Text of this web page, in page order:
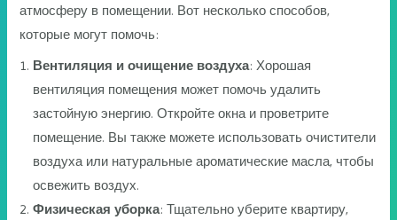
атмосферу в помещении. Вот несколько способов,
которые могут помочь:
Вентиляция и очищение воздуха: Хорошая
вентиляция помещения может помочь удалить
застойную энергию. Откройте окна и проветрите
помещение. Вы также можете использовать очистители
воздуха или натуральные ароматические масла, чтобы
освежить воздух.
Физическая уборка: Тщательно уберите квартиру,